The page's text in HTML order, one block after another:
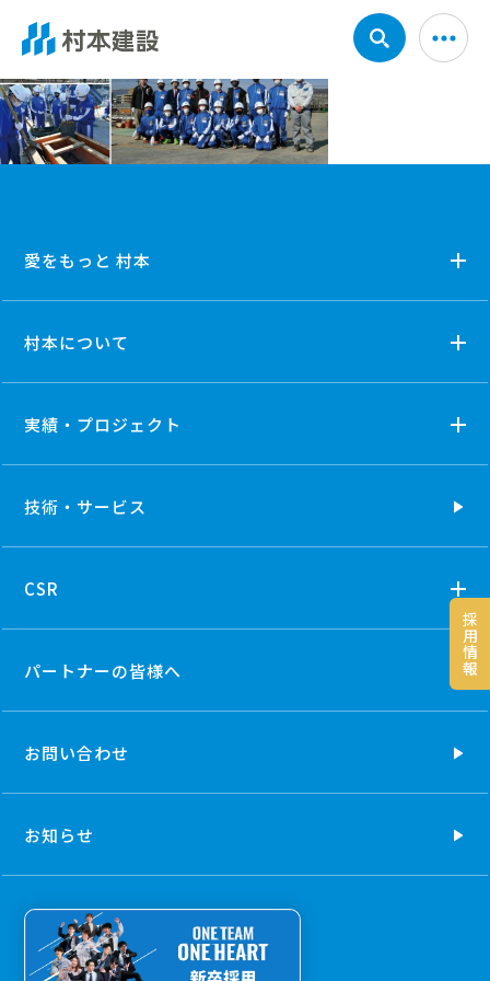
採
用
情
報
愛をもっと 村本
村本について
実績・プロジェクト
技術・ サービス
CSR
パートナーの皆様へ
お問い合わせ
お知らせ